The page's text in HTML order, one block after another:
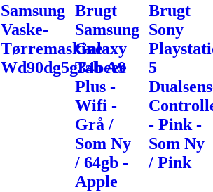
Samsung
Vaske-
Tørremaskine
Wd90dg5g34beee
Brugt
Samsung
Galaxy
Tab A9
Plus -
Wifi -
Grå /
Som Ny
/ 64gb -
Apple
Brugt
Sony
5
- Pink -
Som Ny
/ Pink